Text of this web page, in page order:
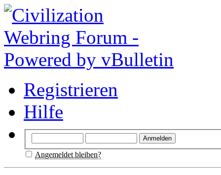
Registrieren
Hilfe
Angemeldet bleiben?